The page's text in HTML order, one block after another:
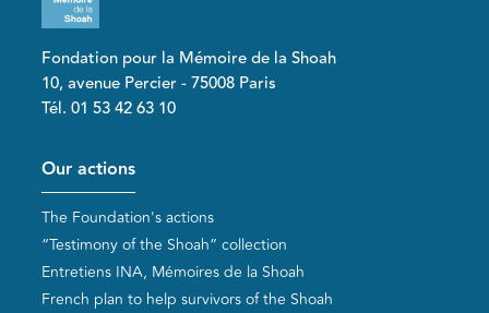
Fondation pour la Mémoire de la Shoah
10, avenue Percier - 75008 Paris
Tél. 01 53 42 63 10
Pied de page
Our actions
The Foundation's actions
“Testimony of the Shoah” collection
Entretiens INA, Mémoires de la Shoah
French plan to help survivors of the Shoah